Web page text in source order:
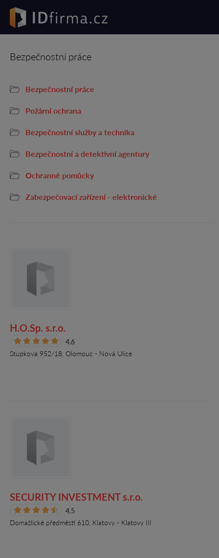
Bezpečnostní práce
Bezpečnostní práce
Požární ochrana
Bezpečnostní služby a technika
Bezpečnostní a detektivní agentury
Ochranné pomůcky
Zabezpečovací zařízení - elektronické
H.O.Sp. s.r.o.
4.6
Stupkova 952/18, Olomouc - Nová Ulice
SECURITY INVESTMENT s.r.o.
4.5
Domažlické předměstí 610, Klatovy - Klatovy III